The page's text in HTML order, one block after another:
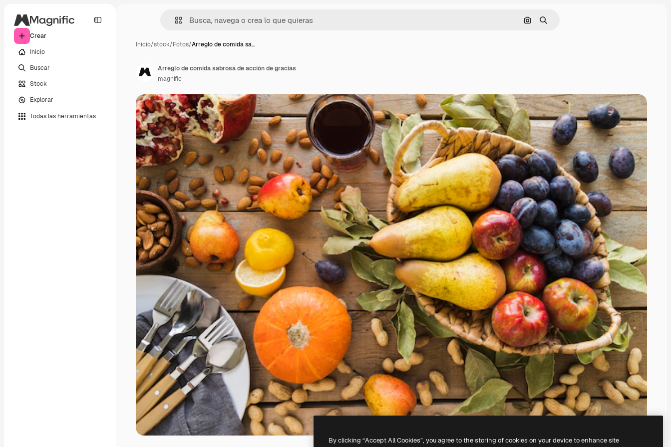
Crear
Inicio
Buscar
Stock
Explorar
Todas las herramientas
Buscar por imagen
Buscar
Inicio/stock/Fotos/Arreglo de comida sa…
Arreglo de comida sabrosa de acción de gracias
magnific
By clicking “Accept All Cookies”, you agree to the storing of cookies on your device to enhance site